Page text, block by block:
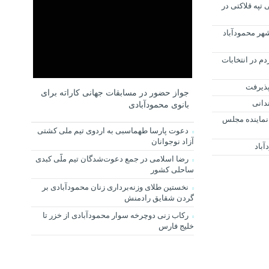
قلاکتی در
محمودآباد
در انتخابات
مجلس
جواز حضور در مسابقات جهانی کاراته برای
بانوی محمودآبادی
دعوت پارسا طهماسبی به اردوی تیم ملی کشتی
آزاد نوجوانان
رضا اسلامی در جمع دعوت‌شدگان تیم ملّی کبدی
ساحلی کشور
نخستین طلای وزنه‌برداری زنان محمودآبادی بر
گردن شقایق رادمنش
رکاب زنی دوچرخه سوار محمودآبادی از خزر تا
خلیج فارس